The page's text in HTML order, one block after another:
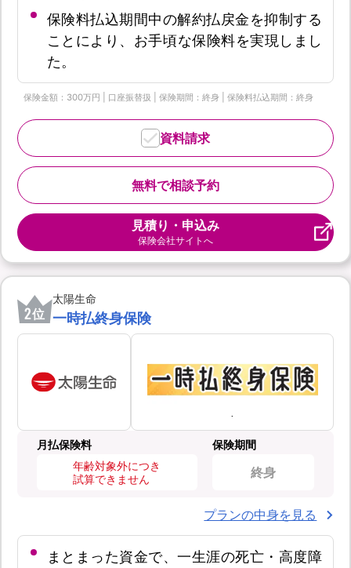
保険料払込期間中の解約払戻金を抑制する
ことにより、お手頃な保険料を実現しまし
た。
保険金額：300万円 | 口座振替扱 | 保険期間：終身 | 保険料払込期間：終身
無料で相談予約
資料請求
見積り・申込み
保険会社サイトへ
2位
太陽生命
一時払終身保険
月払保険料
年齢対象外につき
試算できません
保険期間
終身
プランの中身を見る
まとまった資金で、一生涯の死亡・高度障